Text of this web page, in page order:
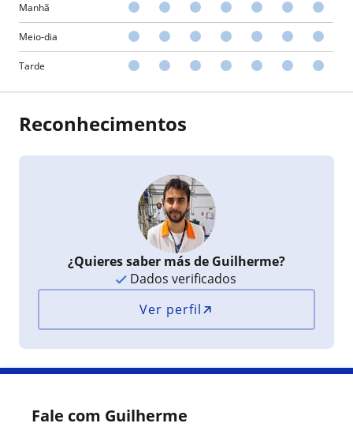
Manhã
Meio-dia
Tarde
Reconhecimentos
¿Quieres saber más de Guilherme?
Dados verificados
Ver perfil
Fale com Guilherme